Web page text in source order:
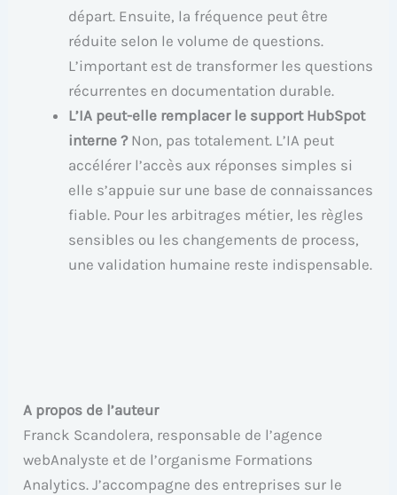
départ. Ensuite, la fréquence peut être
réduite selon le volume de questions.
L’important est de transformer les questions
récurrentes en documentation durable.
L’IA peut-elle remplacer le support HubSpot
interne ?Non, pas totalement. L’IA peut
accélérer l’accès aux réponses simples si
elle s’appuie sur une base de connaissances
fiable. Pour les arbitrages métier, les règles
sensibles ou les changements de process,
une validation humaine reste indispensable.
A propos de l’auteur
Franck Scandolera, responsable de l’agence
webAnalyste et de l’organisme Formations
Analytics. J’accompagne des entreprises sur le